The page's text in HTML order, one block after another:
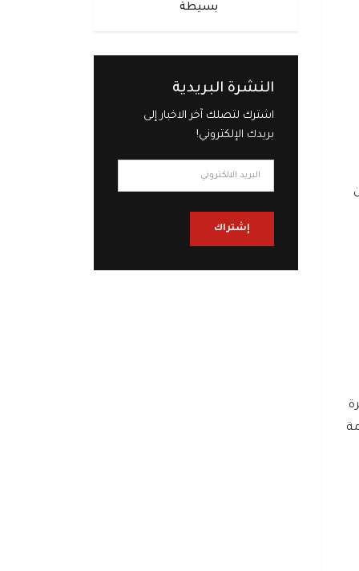
عام 2014، مشيرة
بسيطة
النشرة البريدية
اشترك لتصلك آخر الاخبار إلى
بريدك الإلكتروني!
إشتراك